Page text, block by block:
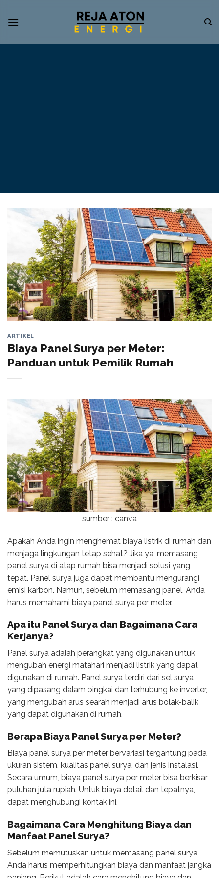
Informasi
ARTIKEL
Biaya Panel Surya per Meter:
Panduan untuk Pemilik Rumah
sumber : canva
Apakah Anda ingin menghemat biaya listrik di rumah dan
menjaga lingkungan tetap sehat? Jika ya, memasang
panel surya di atap rumah bisa menjadi solusi yang
tepat. Panel surya juga dapat membantu mengurangi
emisi karbon. Namun, sebelum memasang panel, Anda
harus memahami biaya panel surya per meter.
Apa itu Panel Surya dan Bagaimana Cara
Kerjanya?
Panel surya adalah perangkat yang digunakan untuk
mengubah energi matahari menjadi listrik yang dapat
digunakan di rumah. Panel surya terdiri dari sel surya
yang dipasang dalam bingkai dan terhubung ke inverter,
yang mengubah arus searah menjadi arus bolak-balik
yang dapat digunakan di rumah.
Berapa Biaya Panel Surya per Meter?
Biaya panel surya per meter bervariasi tergantung pada
ukuran sistem, kualitas panel surya, dan jenis instalasi.
Secara umum, biaya panel surya per meter bisa berkisar
puluhan juta rupiah. Untuk biaya detail dan tepatnya,
dapat menghubungi kontak ini.
Bagaimana Cara Menghitung Biaya dan
Manfaat Panel Surya?
Sebelum memutuskan untuk memasang panel surya,
Anda harus memperhitungkan biaya dan manfaat jangka